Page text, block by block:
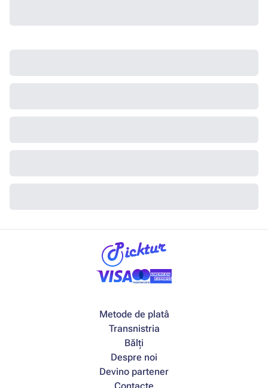
Metode de platâ
Transnistria
Bălți
Despre noi
Devino partener